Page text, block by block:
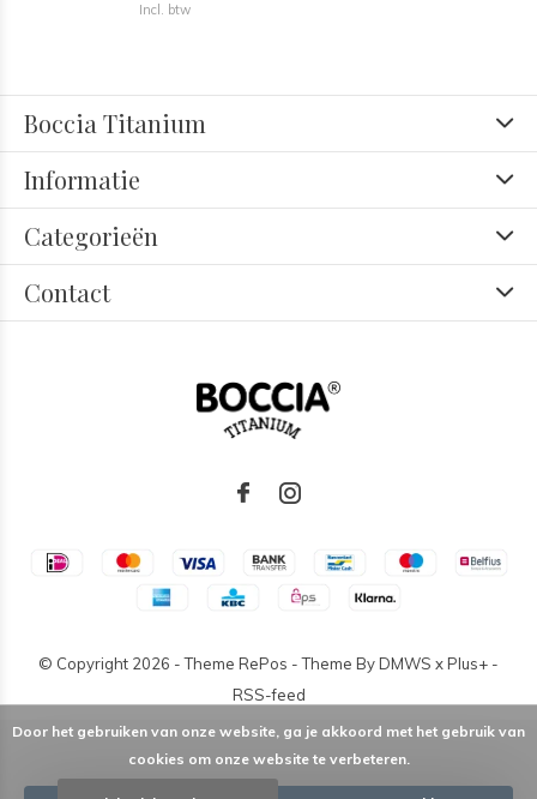
Incl. btw
Boccia Titanium
Informatie
Categorieën
Contact
© Copyright 2026 - Theme RePos - Theme ByDMWS xPlus+ -
RSS-feed
Door het gebruiken van onze website, ga je akkoord met het gebruik van
cookies om onze website te verbeteren.